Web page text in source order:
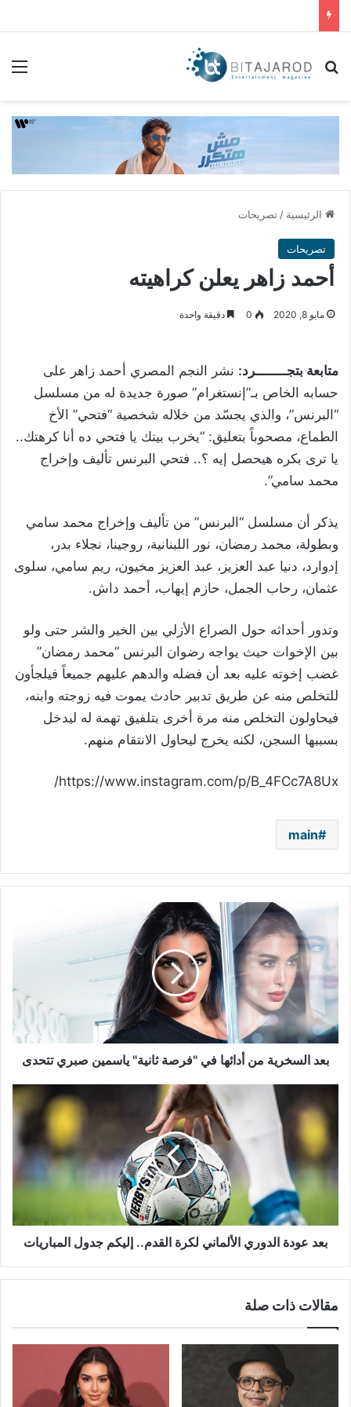
بحث عن
الرئيسية / تصريحات
تصريحات
أحمد زاهر يعلن كراهيته
مايو 8, 2020 0 دقيقة واحدة
متابعة بتجــــــــرد: نشر النجم المصري أحمد زاهر على
حسابه الخاص بـ”إنستغرام” صورة جديدة له من مسلسل
“البرنس”، والذي يجسّد من خلاله شخصية “فتحي” الأخ
الطماع، مصحوباً بتعليق: “يخرب بيتك يا فتحي ده أنا كرهتك..
يا ترى بكره هيحصل إيه ؟.. فتحي البرنس تأليف وإخراج
محمد سامي”.
يذكر أن مسلسل “البرنس” من تأليف وإخراج محمد سامي
وبطولة، محمد رمضان، نور اللبنانية، روجينا، نجلاء بدر،
إدوارد، دنيا عبد العزيز، عبد العزيز مخيون، ريم سامي، سلوى
عثمان، رحاب الجمل، حازم إيهاب، أحمد داش.
وتدور أحداثه حول الصراع الأزلي بين الخير والشر حتى ولو
بين الإخوات حيث يواجه رضوان البرنس “محمد رمضان”
غضب إخوته عليه بعد أن فضله والدهم عليهم جميعاً فيلجأون
للتخلص منه عن طريق تدبير حادث يموت فيه زوجته وابنه،
فيحاولون التخلص منه مرة أخرى بتلفيق تهمة له ليدخل
بسببها السجن، لكنه يخرج ليحاول الانتقام منهم.
https://www.instagram.com/p/B_4FCc7A8Ux/
main
من
في
"فرصة
ثانية"
ياسمين
صبري
تتحدى
بعد السخرية من أدائها في "فرصة ثانية" ياسمين صبري تتحدى
عودة
الدوري
الألماني
لكرة
القدم..
المباريات
بعد عودة الدوري الألماني لكرة القدم.. إليكم جدول المباريات
مقالات ذات صلة